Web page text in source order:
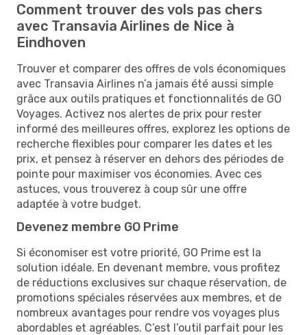
Comment trouver des vols pas chers
avec Transavia Airlines de Nice à
Eindhoven
Trouver et comparer des offres de vols économiques
avec Transavia Airlines n’a jamais été aussi simple
grâce aux outils pratiques et fonctionnalités de GO
Voyages. Activez nos alertes de prix pour rester
informé des meilleures offres, explorez les options de
recherche flexibles pour comparer les dates et les
prix, et pensez à réserver en dehors des périodes de
pointe pour maximiser vos économies. Avec ces
astuces, vous trouverez à coup sûr une offre
adaptée à votre budget.
Devenez membre GO Prime
Si économiser est votre priorité, GO Prime est la
solution idéale. En devenant membre, vous profitez
de réductions exclusives sur chaque réservation, de
promotions spéciales réservées aux membres, et de
nombreux avantages pour rendre vos voyages plus
abordables et agréables. C’est l’outil parfait pour les